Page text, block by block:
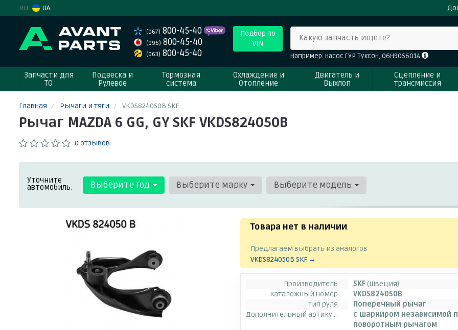
RU UA
(067) 800-45-40
(095) 800-45-40
(063) 800-45-40
Подбор по
VIN
Какую запчасть ищете?
Например: насос ГУР Туксон, 06H905601A
Запчасти для
ТО
Подвеска и
Рулевое
Тормозная
система
Охлаждение и
Отопление
Двигатель и
Выхлоп
Сцепление и
трансмиссия
Главная Рычаги и тяги VKDS824050B SKF
Рычаг MAZDA 6 GG, GY SKF VKDS824050B
0 отзывов
Уточните
автомобиль: Выберите год Выберите марку Выберите модель
Товара нет в наличии.
Предлагаем выбрать из аналогов
VKDS824050B SKF →
Производитель SKF (Швеция)
Каталожный номер
VKDS824050B
Тип руля
Поперечный рычаг
Дополнительный артикул / дополнительная информация 2
c шарниром независимой
поворотным рычагом